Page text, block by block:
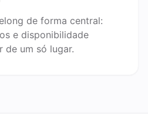
de forma central:
e disponibilidade
de um só lugar.